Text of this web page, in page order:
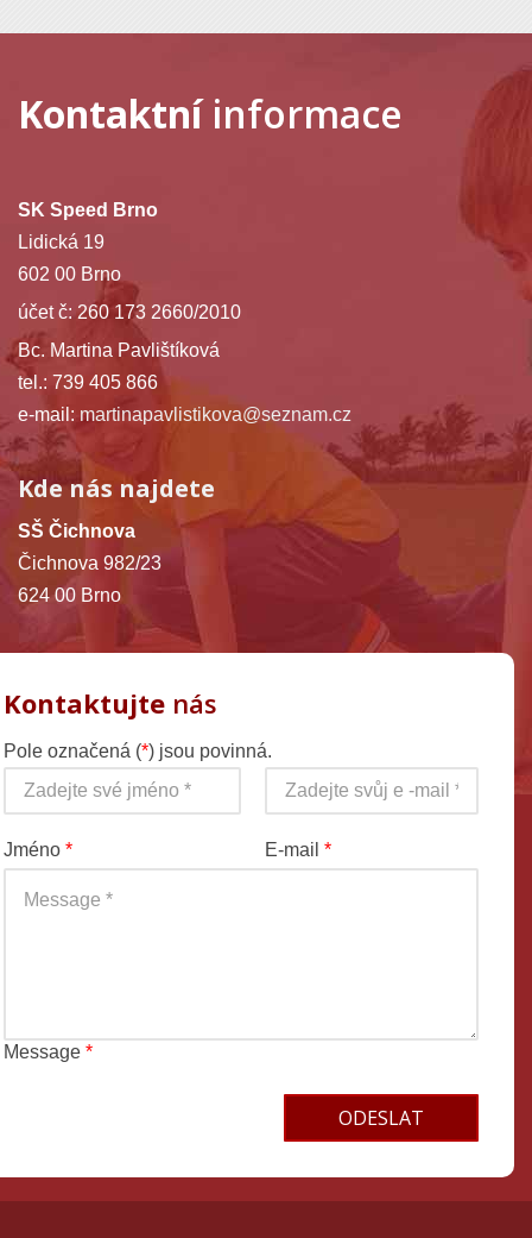
Kontaktníinformace
SK Speed Brno
Lidická 19
602 00 Brno
účet č: 260 173 2660/2010
Bc. Martina Pavlištíková
tel.: 739 405 866
e-mail: martinapavlistikova@seznam.cz
Kde nás najdete
SŠ Čichnova
Čichnova 982/23
624 00 Brno
Kontaktujte nás
Pole označená (*) jsou povinná.
Jméno * E-mail *
Message *